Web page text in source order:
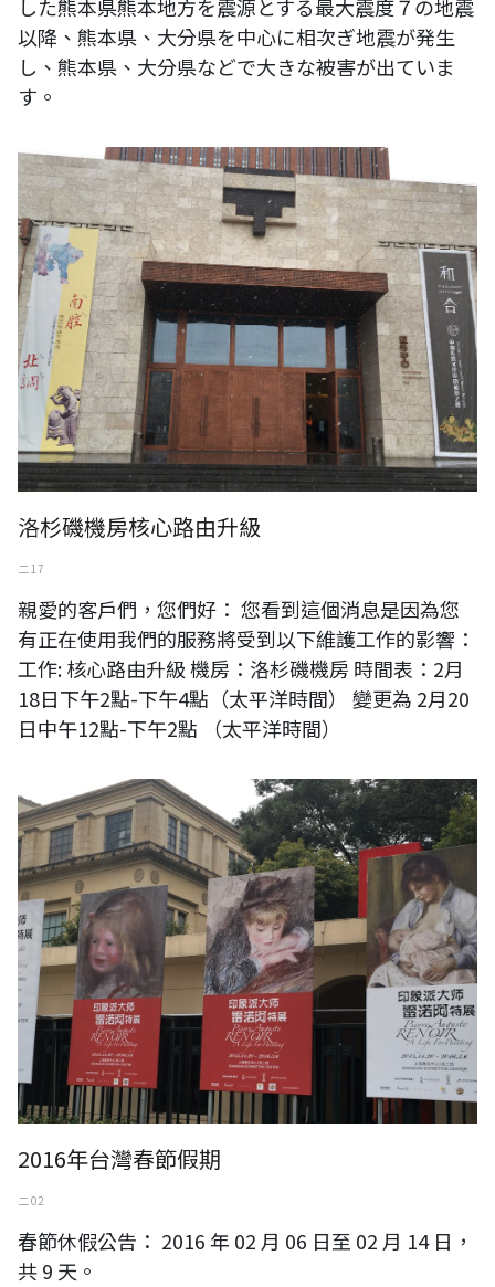
した熊本県熊本地方を震源とする最大震度７の地震
以降、熊本県、大分県を中心に相次ぎ地震が発生
し、熊本県、大分県などで大きな被害が出ていま
す。
洛杉磯機房核心路由升級
二 17
親愛的客戶們，您們好： 您看到這個消息是因為您
有正在使用我們的服務將受到以下維護工作的影響：
工作: 核心路由升級 機房：洛杉磯機房 時間表：2月
18日下午2點-下午4點（太平洋時間） 變更為 2月20
日中午12點-下午2點 （太平洋時間）
2016年台灣春節假期
二 02
春節休假公告： 2016 年 02 月 06 日至 02 月 14 日，
共 9 天。